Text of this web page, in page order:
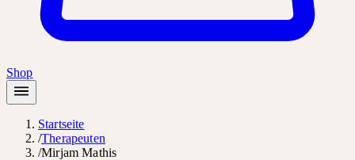
Shop
Startseite
/Therapeuten
/Mirjam Mathis